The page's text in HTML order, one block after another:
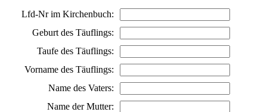
Lfd-Nr im Kirchenbuch:
Geburt des Täuflings:
Taufe des Täuflings:
Vorname des Täuflings:
Name des Vaters:
Name der Mutter: